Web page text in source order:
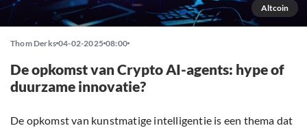
Altcoin
Thom Derks 04-02-2025 08:00
De opkomst van Crypto AI-agents: hype of
duurzame innovatie?
De opkomst van kunstmatige intelligentie is een thema dat